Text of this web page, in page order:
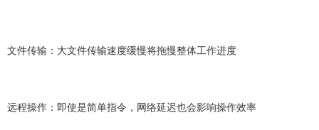
文件传输：大文件传输速度缓慢将拖慢整体工作进度
远程操作：即使是简单指令，网络延迟也会影响操作效率